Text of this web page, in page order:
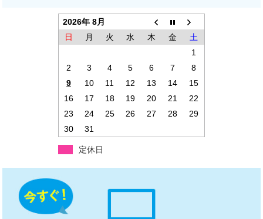
2026年 8月
日
月 火 水 木 金
土
1
2
3 4 5 6 7
8
9
10 11 12 13 14
15
16
17 18 19 20 21
22
23
24 25 26 27 28
29
30
31
定休日